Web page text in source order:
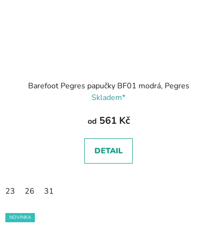
Barefoot Pegres papučky BF01 modrá, Pegres
Skladem*
od 561 Kč
DETAIL
23 26 31
NOVINKA